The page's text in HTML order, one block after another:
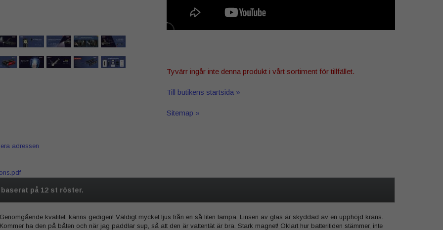
Tyvärr ingår inte denna produkt i vårt sortiment för tillfället.
Till butikens startsida »
Sitemap »
adressen
baserat på 12 st röster.
Genomgående kvalitet, känns gedigen! Väldigt mycket ljus från en så liten lampa. Linsen av glas är skyddad av en upphöjd krans.
Kommer ha den på båten och när jag paddlar sup, så att den är vattentät är bra. Stark magnet! Oklart hur batteritiden stämmer, inte